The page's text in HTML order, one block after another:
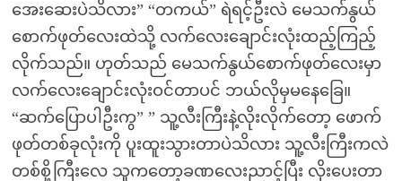
အေးဆေးပဲသိလား” “တကယ်” ရဲရင့်ဦးလဲ မေသက်နွယ်
စောက်ဖုတ်လေးထဲသို့ လက်လေးချောင်းလုံးထည့်ကြည့်
လိုက်သည်။ ဟုတ်သည် မေသက်နွယ်စောက်ဖုတ်လေးမှာ
လက်လေးချောင်းလုံးဝင်တာပင် ဘယ်လိုမှမနေခြေ။
“ဆက်ပြောပါဦးကွ” ” သူ့လီးကြီးနဲ့လိုးလိုက်တော့ ဖောက်
ဖုတ်တစ်ခုလုံးကို ပူးထူးသွားတာပဲသိလား သူ့လီးကြီးကလဲ
တစ်စို့ကြီးလေ သူကတော့ခဏလေးညာင့်ပြီး လိုးပေးတာ